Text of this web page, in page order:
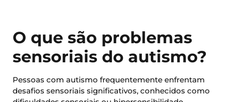
O que são problemas
sensoriais do autismo?
Pessoas com autismo frequentemente enfrentam
desafios sensoriais significativos, conhecidos como